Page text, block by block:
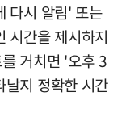
다시 알림' 또는
시간을 제시하지
거치면 '오후 3
지 정확한 시간